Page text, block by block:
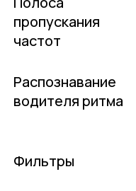
пропускания
частот
Распознавание
водителя ритма
Фильтры